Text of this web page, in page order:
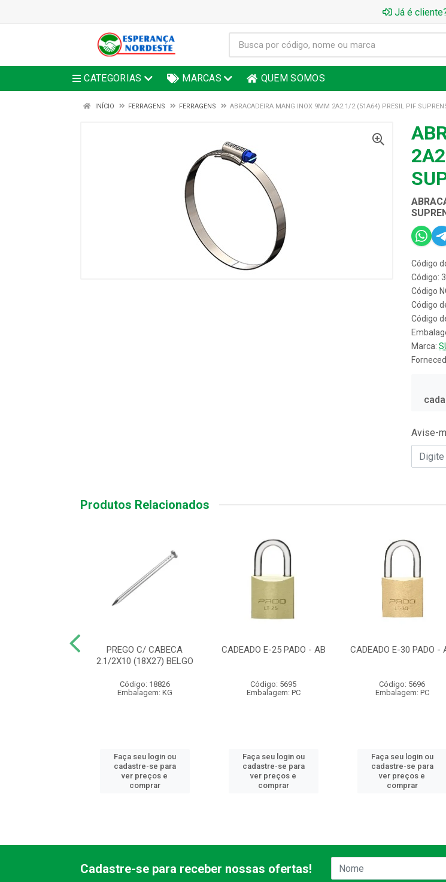
Já é
CATEGORIAS MARCAS QUEM SOMOS
INÍCIO FERRAGENS FERRAGENS ABRACADEIRA MANG INOX 9MM 2A2.1/2 (51A64) PRESIL PIF
Código
Código:
Código
Código
Código
Marca:
Avise-
Produtos Relacionados
PREGO C/ CABECA
2.1/2X10 (18X27) BELGO
Código: 18826
Embalagem: KG
Faça seu login ou
cadastre-se para
ver preços e
comprar
CADEADO E-25 PADO - AB
Código: 5695
Embalagem: PC
Faça seu login ou
cadastre-se para
ver preços e
comprar
CADEADO E-30 PADO -
Código: 5696
Embalagem: PC
Faça seu login ou
cadastre-se para
ver preços e
comprar
Cadastre-se para receber nossas ofertas!